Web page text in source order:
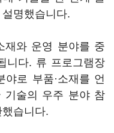
명했습니다.
재와 운영 분야를 중
니다. 류 프로그램장
로 부품·소재를 언
기술의 우주 분야 참
습니다.